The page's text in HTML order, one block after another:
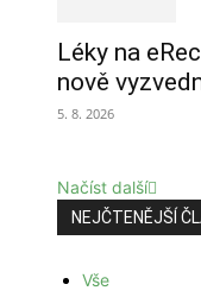
Léky na
nově
5. 8. 2026
Načíst další
NEJČTENĚJŠÍ
Vše